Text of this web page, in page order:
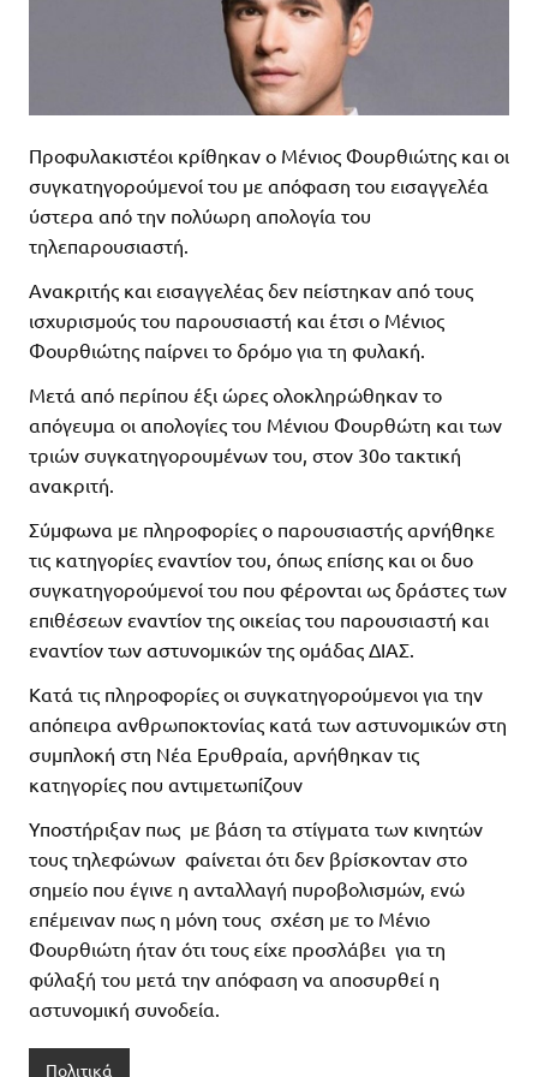
Προφυλακιστέοι κρίθηκαν ο Μένιος Φουρθιώτης και οι
συγκατηγορούμενοί του με απόφαση του εισαγγελέα
ύστερα από την πολύωρη απολογία του
τηλεπαρουσιαστή.
Ανακριτής και εισαγγελέας δεν πείστηκαν από τους
ισχυρισμούς του παρουσιαστή και έτσι ο Μένιος
Φουρθιώτης παίρνει το δρόμο για τη φυλακή.
Μετά από περίπου έξι ώρες ολοκληρώθηκαν το
απόγευμα οι απολογίες του Μένιου Φουρθώτη και των
τριών συγκατηγορουμένων του, στον 30ο τακτική
ανακριτή.
Σύμφωνα με πληροφορίες ο παρουσιαστής αρνήθηκε
τις κατηγορίες εναντίον του, όπως επίσης και οι δυο
συγκατηγορούμενοί του που φέρονται ως δράστες των
επιθέσεων εναντίον της οικείας του παρουσιαστή και
εναντίον των αστυνομικών της ομάδας ΔΙΑΣ.
Κατά τις πληροφορίες οι συγκατηγορούμενοι για την
απόπειρα ανθρωποκτονίας κατά των αστυνομικών στη
συμπλοκή στη Νέα Ερυθραία, αρνήθηκαν τις
κατηγορίες που αντιμετωπίζουν
Υποστήριξαν πως με βάση τα στίγματα των κινητών
τους τηλεφώνων φαίνεται ότι δεν βρίσκονταν στο
σημείο που έγινε η ανταλλαγή πυροβολισμών, ενώ
επέμειναν πως η μόνη τους σχέση με το Μένιο
Φουρθιώτη ήταν ότι τους είχε προσλάβει για τη
φύλαξή του μετά την απόφαση να αποσυρθεί η
αστυνομική συνοδεία.
Πολιτικά